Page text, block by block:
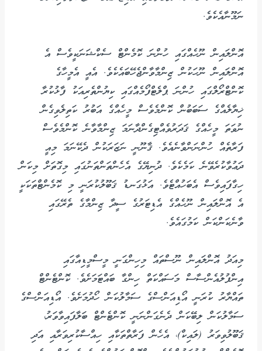
ނަމޫނާއެކެވެ.
އޮންލައިން ނޫހެއްގައި ހުންނަ ކޮމެންޓް ސެކްޝަނަކީވެސް އެ
އޮންލައިން ނޫހަކުން ޒިންމާވާންޖެހޭބައެކެވެ. އެއީ އެމީހާގެ
ކޮންޓްރޯލްގައި ހުންނަ ޕްލެޓްފޯމެއްގައި ކިޔުންތެރިއަކު ފާޅުކުރާ
ޚިޔާލެއްގެ ސަބަބުން ކޮންމެވެސް މީހެއްގެ އަބުރު ކަތިލެވިގެން
ނުވަތަ މީހެއްގެ ޤަދަރުވެއްޓިގެންދާނަމަ ޒިންމާވާނެ ކޮންމެވެސް
ފަރާތެއް ހުންނަންވާނެއެވެ. ޤާނޫނީ ނަޒަރަކުން ދެކޭނަމަ މިއީ
ދަޢުވާކުރެވޭނެ ކަމެކެވެ. ދުނިޔޭގެ އެހެންތަންތަނުގައި މިގޮތަށް މިކަން
ހިގާފައިވެސް އެބަހުއްޓެވެ. އަޅުގަނޑު ޤަބޫލުކުރަނީ މި ކޮމެންޓްތަކަކީ
އެ އޮންލައިން ނޫހެއްގެ އެޑިޓަރުގެ ސީދާ ޒިންމާގެ ތެރޭގައި
ވާނެކަންކަން ކަމުގައެވެ.
މިއަދު އޮންލައިން ނޫސްތައް މިހިންގަނީ މީސްމީޑިއާގައި
އިންފުލުއެންސާސް މަސައްކަތް ހިންގާ ބައްޓަމަށެވެ. ކޮންޓެންޓް
ތައްޔާރު ކުރަނީ އޯޑިއަންސްގެ ސަމާލުކަން ހޯދުމަށެވެ. އޯޑިއަންސްގެ
ސަމާލުކަން ލިބޭކަން ދެނެގަންނަނީ ކޮންޓެންޓް ބަލާފައިވާވަރު،
ޤަބޫލުވިވަރު (ލައިކް)، އެހެން ފަރާތްތަކާއި ހިއްސާކުރިވަރާއި އަދި